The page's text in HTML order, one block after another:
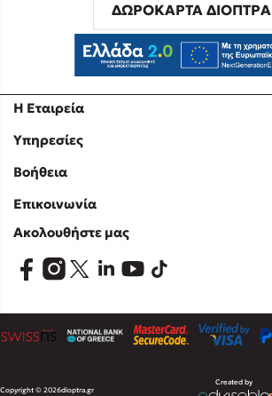
Η Εταιρεία
Υπηρεσίες
Βοήθεια
Επικοινωνία
ΔΩΡΟΚΑΡΤΑ ΔΙΟΠΤΡΑ
Ακολουθήστε μας
Copyright © 2026dioptra.gr
Created by